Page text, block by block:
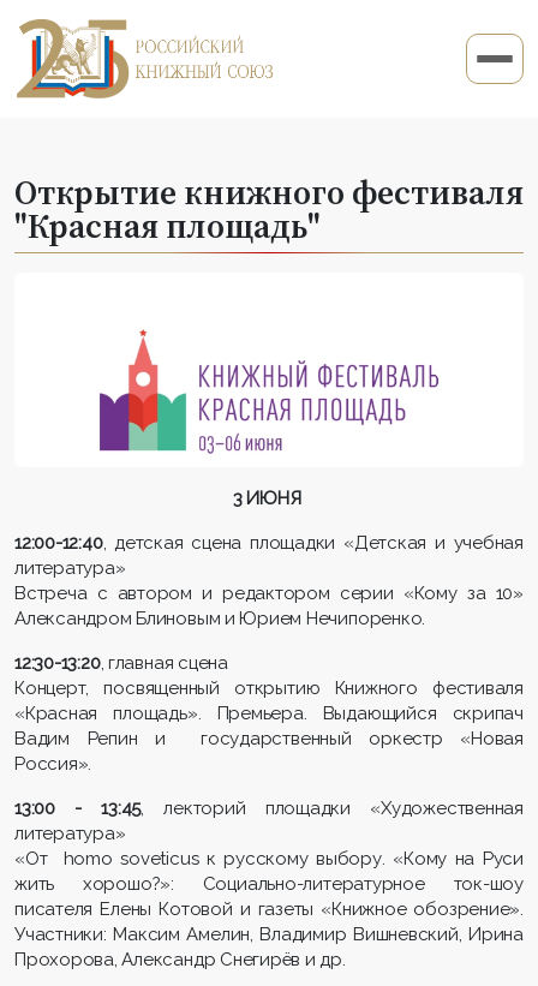
Открытие книжного фестиваля
"Красная площадь"
3 ИЮНЯ
12:00-12:40, детская сцена площадки «Детская и учебная
литература»
Встреча с автором и редактором серии «Кому за 10»
Александром Блиновым и Юрием Нечипоренко.
12:30-13:20, главная сцена
Концерт, посвященный открытию Книжного фестиваля
«Красная площадь». Премьера. Выдающийся скрипач
Вадим Репин и государственный оркестр «Новая
Россия».
13:00 - 13:45, лекторий площадки «Художественная
литература»
«От homo soveticus к русскому выбору. «Кому на Руси
жить хорошо?»: Социально-литературное ток-шоу
писателя Елены Котовой и газеты «Книжное обозрение».
Участники: Максим Амелин, Владимир Вишневский, Ирина
Прохорова, Александр Снегирёв и др.